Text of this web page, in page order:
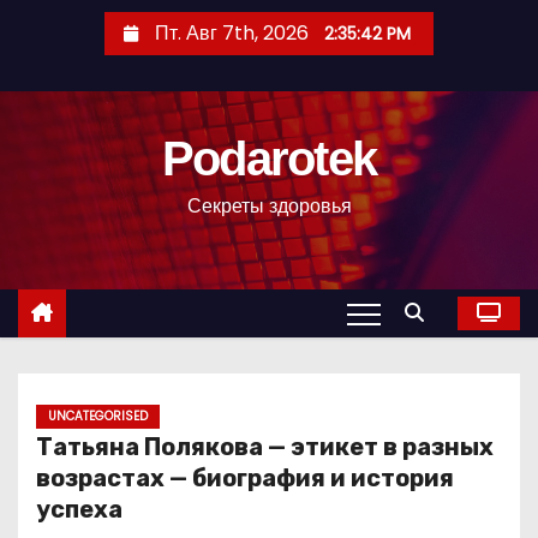
с
Пт. Авг 7th, 2026 2:35:43 PM
Podarotek
Секреты здоровья
UNCATEGORISED
Татьяна Полякова — этикет в разных
возрастах — биография и история
успеха